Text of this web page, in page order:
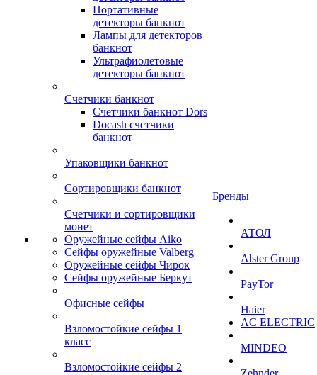
Портативные
детекторы банкнот
Лампы для детекторов
банкнот
Ультрафиолетовые
детекторы банкнот
Счетчики банкнот
Счетчики банкнот Dors
Docash счетчики
банкнот
Упаковщики банкнот
Сортировщики банкнот
Счетчики и сортировщики
монет
Оружейные сейфы Aiko
Сейфы оружейные Valberg
Оружейные сейфы Чирок
Сейфы оружейные Беркут
Офисные сейфы
Взломостойкие сейфы 1
класс
Взломостойкие сейфы 2
Бренды
АТОЛ
Alster Group
PayTor
Haier
AC ELECTRIC
MINDEO